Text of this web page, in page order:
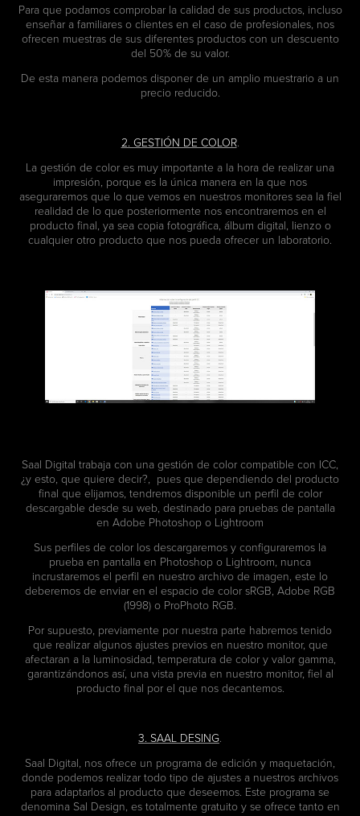
Para que podamos comprobar la calidad de sus productos, incluso
enseñar a familiares o clientes en el caso de profesionales, nos
ofrecen muestras de sus diferentes productos con un descuento
del 50% de su valor.
De esta manera podemos disponer de un amplio muestrario a un
precio reducido.
2. GESTIÓN DE COLOR.
La gestión de color es muy importante a la hora de realizar una
impresión, porque es la única manera en la que nos
aseguraremos que lo que vemos en nuestros monitores sea la fiel
realidad de lo que posteriormente nos encontraremos en el
producto final, ya sea copia fotográfica, álbum digital, lienzo o
cualquier otro producto que nos pueda ofrecer un laboratorio.
Saal Digital trabaja con una gestión de color compatible con ICC,
¿y esto, que quiere decir?, pues que dependiendo del producto
final que elijamos, tendremos disponible un perfil de color
descargable desde su web, destinado para pruebas de pantalla
en Adobe Photoshop o Lightroom
Sus perfiles de color los descargaremos y configuraremos la
prueba en pantalla en Photoshop o Lightroom, nunca
incrustaremos el perfil en nuestro archivo de imagen, este lo
deberemos de enviar en el espacio de color sRGB, Adobe RGB
(1998) o ProPhoto RGB.
Por supuesto, previamente por nuestra parte habremos tenido
que realizar algunos ajustes previos en nuestro monitor, que
afectaran a la luminosidad, temperatura de color y valor gamma,
garantizándonos así, una vista previa en nuestro monitor, fiel al
producto final por el que nos decantemos.
3. SAAL DESING.
Saal Digital, nos ofrece un programa de edición y maquetación,
donde podemos realizar todo tipo de ajustes a nuestros archivos
para adaptarlos al producto que deseemos. Este programa se
denomina Sal Design, es totalmente gratuito y se ofrece tanto en